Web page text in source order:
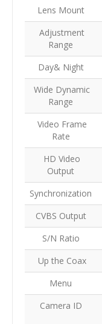
Lens Mount
Adjustment
Range
Day& Night
Wide Dynamic
Range
Video Frame
Rate
HD Video
Output
Synchronization
CVBS Output
S/N Ratio
Up the Coax
Menu
Camera ID